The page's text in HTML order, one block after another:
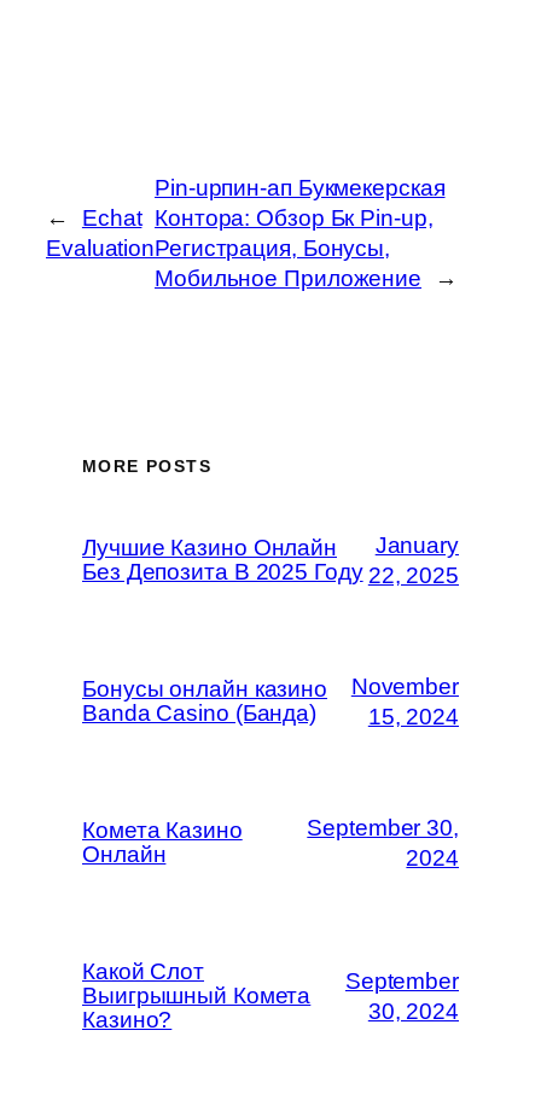
←
Echat
Evaluation
Pin-upпин-ап Букмекерская
Контора: Обзор Бк Pin-up,
Регистрация, Бонусы,
Мобильное Приложение
→
MORE POSTS
Лучшие Казино Онлайн
Без Депозита В 2025 Году
January
22, 2025
Бонусы онлайн казино
Banda Casino (Банда)
November
15, 2024
Комета Казино
Онлайн
September 30,
2024
Какой Слот
Выигрышный Комета
Казино?
September
30, 2024